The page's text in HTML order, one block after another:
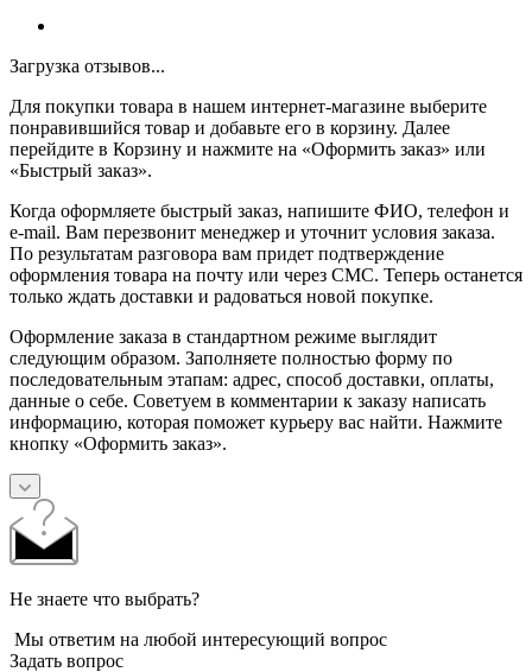
Загрузка отзывов...
Для покупки товара в нашем интернет-магазине выберите
понравившийся товар и добавьте его в корзину. Далее
перейдите в Корзину и нажмите на «Оформить заказ» или
«Быстрый заказ».
Когда оформляете быстрый заказ, напишите ФИО, телефон и
e-mail. Вам перезвонит менеджер и уточнит условия заказа.
По результатам разговора вам придет подтверждение
оформления товара на почту или через СМС. Теперь останется
только ждать доставки и радоваться новой покупке.
Оформление заказа в стандартном режиме выглядит
следующим образом. Заполняете полностью форму по
последовательным этапам: адрес, способ доставки, оплаты,
данные о себе. Советуем в комментарии к заказу написать
информацию, которая поможет курьеру вас найти. Нажмите
кнопку «Оформить заказ».
Не знаете что выбрать?
Мы ответим на любой интересующий вопрос
Задать вопрос